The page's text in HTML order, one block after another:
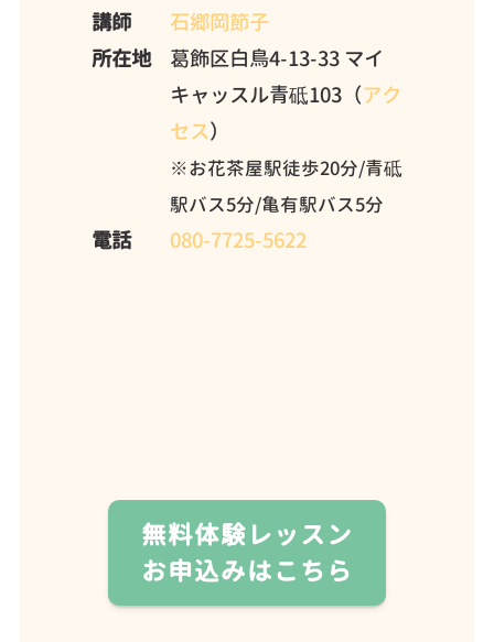
講師
石郷岡節子
所在地
葛飾区白鳥4-13-33 マイ
キャッスル青砥103（アク
セス）
※お花茶屋駅徒歩20分/青砥
駅バス5分/亀有駅バス5分
電話 080-7725-5622
無料体験レッスン
お申込みはこちら